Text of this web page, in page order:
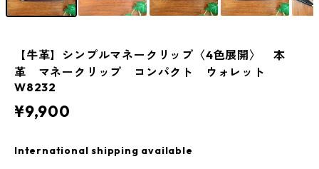
【牛革】シンプルマネークリップ〈4色展開〉 本
革 マネークリップ コンパクト ウォレット
W8232
¥9,900
International shipping available